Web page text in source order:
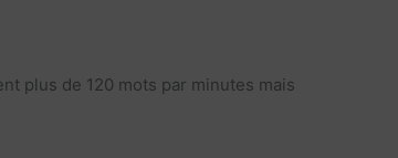
plus de 120 mots par minutes mais